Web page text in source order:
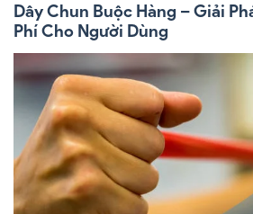
Dây Chun Buộc Hàng – Giải
Phí Cho Người Dùng